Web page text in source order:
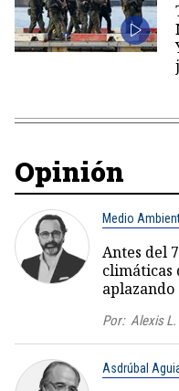
Opinión
Medio
Antes del
climáticas
aplazando
Por: Alexis
Asdrúbal